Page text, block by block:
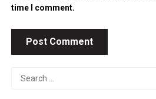
time I comment.
Search